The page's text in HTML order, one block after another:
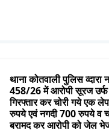
थाना कोतवाली पुलिस
458/26 में आरोपी सूरज
गिरफ्तार कर चोरी गये एक
रुपये एवं नगदी 700 रुपये व
बरामद कर आरोपी को जेल